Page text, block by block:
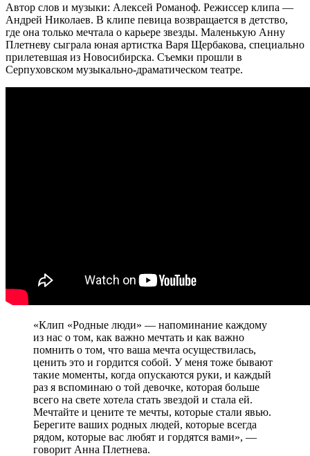
Автор слов и музыки: Алексей Романоф. Режиссер клипа —
Андрей Николаев. В клипе певица возвращается в детство,
где она только мечтала о карьере звезды. Маленькую Анну
Плетневу сыграла юная артистка Варя Щербакова, специально
прилетевшая из Новосибирска. Съемки прошли в
Серпуховском музыкально-драматическом театре.
«Клип «Родные люди» — напоминание каждому
из нас о том, как важно мечтать и как важно
помнить о том, что ваша мечта осуществилась,
ценить это и гордится собой. У меня тоже бывают
такие моменты, когда опускаются руки, и каждый
раз я вспоминаю о той девочке, которая больше
всего на свете хотела стать звездой и стала ей.
Мечтайте и цените те мечты, которые стали явью.
Берегите ваших родных людей, которые всегда
рядом, которые вас любят и гордятся вами», —
говорит Анна Плетнева.